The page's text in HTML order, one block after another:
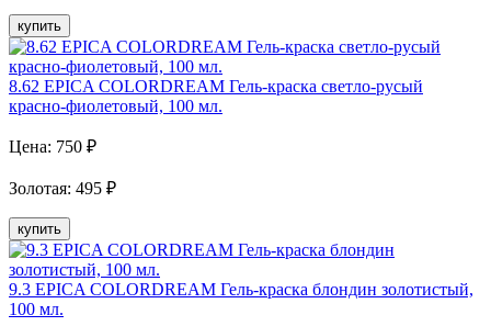
купить
8.62 EPICA COLORDREAM Гель-краска светло-русый
красно-фиолетовый, 100 мл.
Цена: 750 ₽
Золотая: 495 ₽
купить
9.3 EPICA COLORDREAM Гель-краска блондин золотистый,
100 мл.